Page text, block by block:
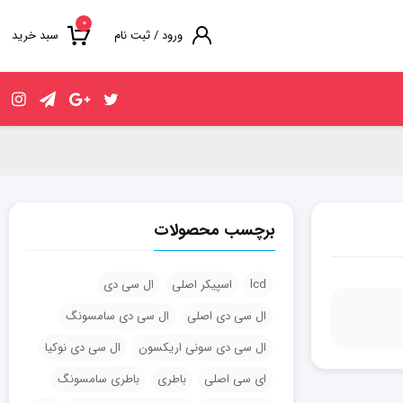
۰
سبد خرید ورود / ثبت نام
برچسب محصولات
lcd اسپیکر اصلی
ال سی دی
ال سی دی اصلی
ال سی دی سامسونگ
ال سی دی سونی اریکسون
ال سی دی نوکیا
ای سی اصلی
باطری
باطری سامسونگ